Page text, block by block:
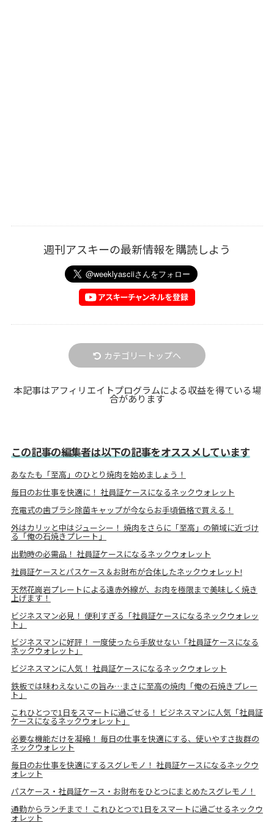
週刊アスキーの最新情報を購読しよう
カテゴリートップへ
本記事はアフィリエイトプログラムによる収益を得ている場
合があります
この記事の編集者は以下の記事をオススメしています
あなたも「至高」のひとり焼肉を始めましょう！
毎日のお仕事を快適に！ 社員証ケースになるネックウォレット
充電式の歯ブラシ除菌キャップが今ならお手頃価格で買える！
外はカリッと中はジューシー！ 焼肉をさらに「至高」の領域に近づけ
る「俺の石焼きプレート」
出勤時の必需品！ 社員証ケースになるネックウォレット
社員証ケースとパスケース＆お財布が合体したネックウォレット!
天然花崗岩プレートによる遠赤外線が、お肉を極限まで美味しく焼き
上げます！
ビジネスマン必見！ 便利すぎる「社員証ケースになるネックウォレッ
ト」
ビジネスマンに好評！ 一度使ったら手放せない「社員証ケースになる
ネックウォレット」
ビジネスマンに人気！ 社員証ケースになるネックウォレット
鉄板では味わえないこの旨み…まさに至高の焼肉「俺の石焼きプレー
ト」
これひとつで1日をスマートに過ごせる！ ビジネスマンに人気「社員証
ケースになるネックウォレット」
必要な機能だけを凝縮！ 毎日の仕事を快適にする、使いやすさ抜群の
ネックウォレット
毎日のお仕事を快適にするスグレモノ！ 社員証ケースになるネックウ
ォレット
パスケース・社員証ケース・お財布をひとつにまとめたスグレモノ！
通勤からランチまで！ これひとつで1日をスマートに過ごせるネックウ
ォレット